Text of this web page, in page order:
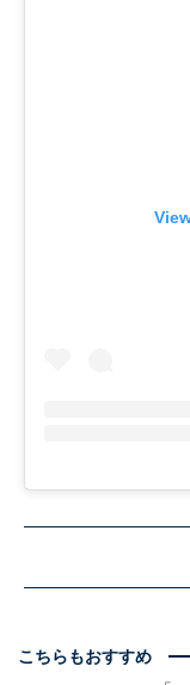
こちらもおすすめ